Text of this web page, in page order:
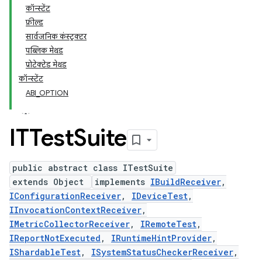
कॉन्स्टेंट
फ़ील्ड
सार्वजनिक कंस्ट्रक्टर
पब्लिक मेथड
प्रोटेक्टेड मेथड
कॉन्स्टेंट
ABI_OPTION
ITTestSuite
public abstract class ITestSuite
extends Object
implements IBuildReceiver,
IConfigurationReceiver, IDeviceTest,
IInvocationContextReceiver,
IMetricCollectorReceiver, IRemoteTest,
IReportNotExecuted , IRuntimeHintProvider,
IShardableTest, ISystemStatusCheckerReceiver,